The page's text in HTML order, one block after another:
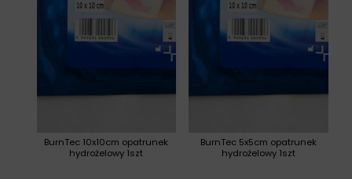
BurnTec 5x5cm opatrunek
hydrożelowy 1szt
BurnTec 10x10cm opatrunek
hydrożelowy 1szt